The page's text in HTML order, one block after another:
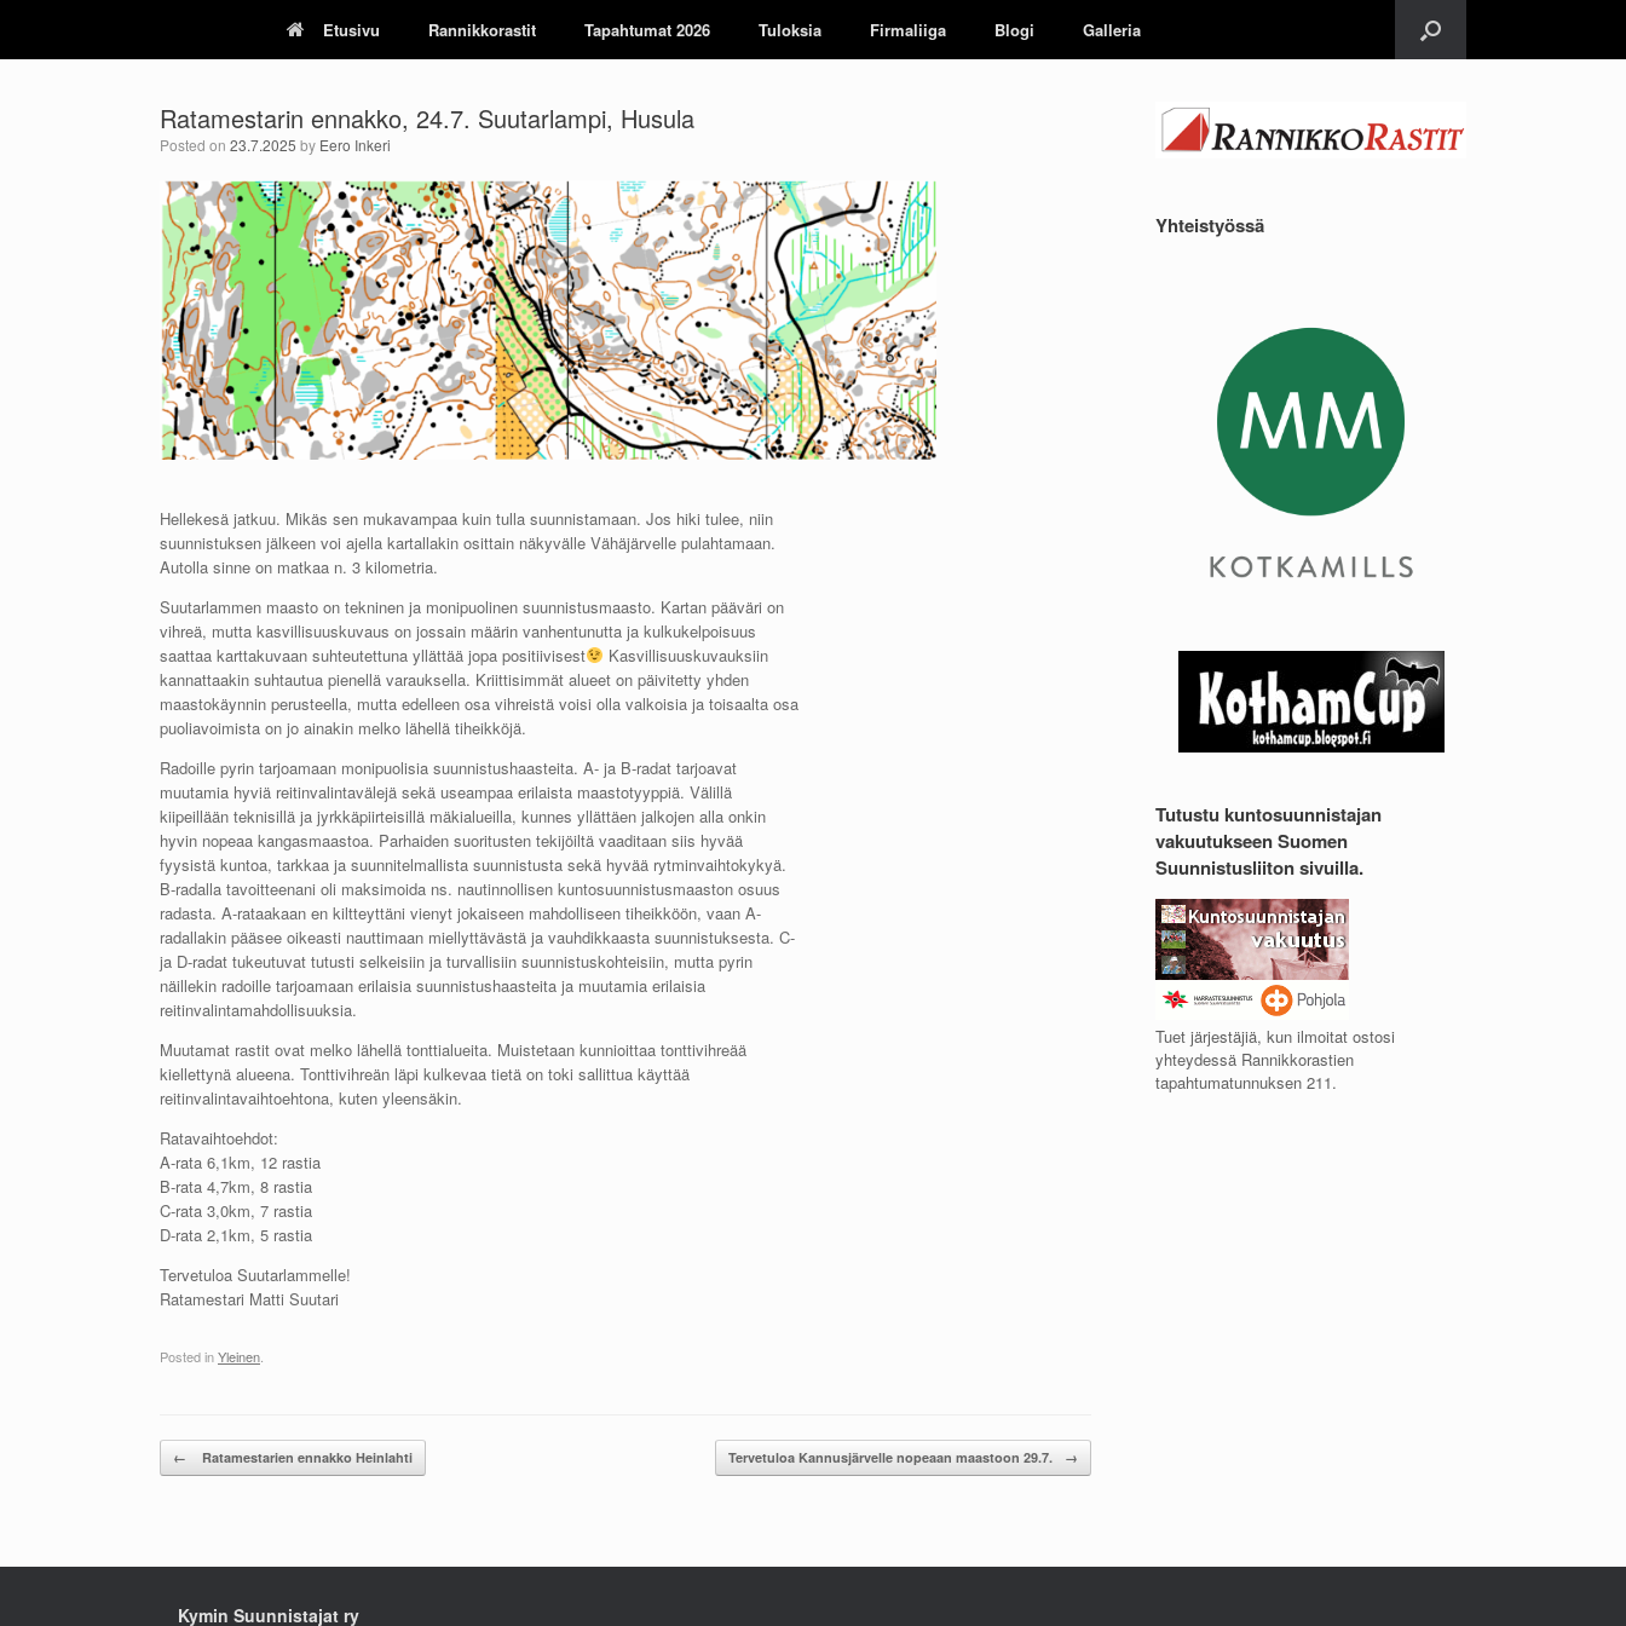
content
Etusivu Rannikkorastit Tapahtumat 2026 Tuloksia Firmaliiga Blogi Galleria
Ratamestarin ennakko, 24.7. Suutarlampi, Husula
Posted on 23.7.2025 by Eero Inkeri
Hellekesä jatkuu. Mikäs sen mukavampaa kuin tulla suunnistamaan. Jos hiki tulee, niin
suunnistuksen jälkeen voi ajella kartallakin osittain näkyvälle Vähäjärvelle pulahtamaan.
Autolla sinne on matkaa n. 3 kilometria.
Suutarlammen maasto on tekninen ja monipuolinen suunnistusmaasto. Kartan pääväri on
vihreä, mutta kasvillisuuskuvaus on jossain määrin vanhentunutta ja kulkukelpoisuus
saattaa karttakuvaan suhteutettuna yllättää jopa positiivisest
Kasvillisuuskuvauksiin
kannattaakin suhtautua pienellä varauksella. Kriittisimmät alueet on päivitetty yhden
maastokäynnin perusteella, mutta edelleen osa vihreistä voisi olla valkoisia ja toisaalta osa
puoliavoimista on jo ainakin melko lähellä tiheikköjä.
Radoille pyrin tarjoamaan monipuolisia suunnistushaasteita. A- ja B-radat tarjoavat
muutamia hyviä reitinvalintavälejä sekä useampaa erilaista maastotyyppiä. Välillä
kiipeillään teknisillä ja jyrkkäpiirteisillä mäkialueilla, kunnes yllättäen jalkojen alla onkin
hyvin nopeaa kangasmaastoa. Parhaiden suoritusten tekijöiltä vaaditaan siis hyvää
fyysistä kuntoa, tarkkaa ja suunnitelmallista suunnistusta sekä hyvää rytminvaihtokykyä.
B-radalla tavoitteenani oli maksimoida ns. nautinnollisen kuntosuunnistusmaaston osuus
radasta. A-rataakaan en kiltteyttäni vienyt jokaiseen mahdolliseen tiheikköön, vaan A-
radallakin pääsee oikeasti nauttimaan miellyttävästä ja vauhdikkaasta suunnistuksesta. C-
ja D-radat tukeutuvat tutusti selkeisiin ja turvallisiin suunnistuskohteisiin, mutta pyrin
näillekin radoille tarjoamaan erilaisia suunnistushaasteita ja muutamia erilaisia
reitinvalintamahdollisuuksia.
Muutamat rastit ovat melko lähellä tonttialueita. Muistetaan kunnioittaa tonttivihreää
kiellettynä alueena. Tonttivihreän läpi kulkevaa tietä on toki sallittua käyttää
reitinvalintavaihtoehtona, kuten yleensäkin.
Ratavaihtoehdot:
A-rata 6,1km, 12 rastia
B-rata 4,7km, 8 rastia
C-rata 3,0km, 7 rastia
D-rata 2,1km, 5 rastia
Tervetuloa Suutarlammelle!
Ratamestari Matti Suutari
Posted inYleinen
Post navigation
← Ratamestarien ennakko Heinlahti Tervetuloa Kannusjärvelle nopeaan maastoon 29.7. →
Yhteistyössä
Tutustu kuntosuunnistajan
vakuutukseen Suomen
Suunnistusliiton sivuilla.
Tuet järjestäjiä, kun ilmoitat ostosi
yhteydessä Rannikkorastien
tapahtumatunnuksen 211.
Kymin Suunnistajat ry